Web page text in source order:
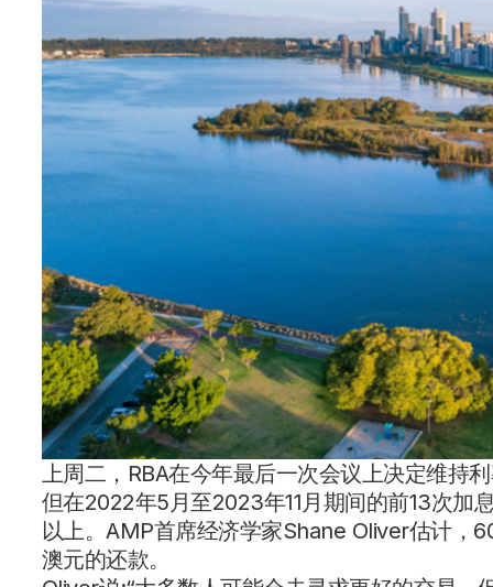
上周二，RBA在今年最后一次会议上决定维持
但在2022年5月至2023年11月期间的前13次
以上。AMP首席经济学家Shane Oliver估计，
澳元的还款。